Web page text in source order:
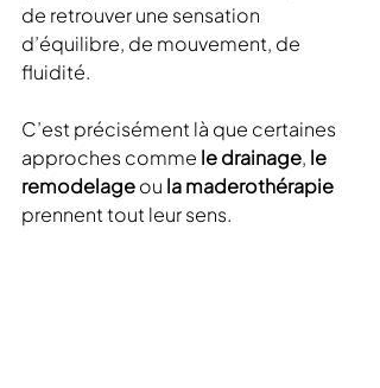
de retrouver une sensation
d’équilibre, de mouvement, de
fluidité.
C’est précisément là que certaines
approches comme le drainage, le
remodelage ou la maderothérapie
prennent tout leur sens.